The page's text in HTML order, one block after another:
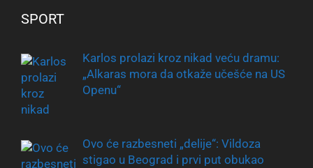
SPORT
Karlos prolazi kroz nikad veću dramu:
„Alkaras mora da otkaže učešće na US
Openu“
Ovo će razbesneti „delije“: Vildoza
stigao u Beograd i prvi put obukao